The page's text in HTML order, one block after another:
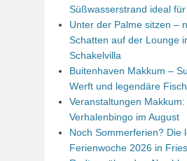
Süßwasserstrand ideal
Unter der Palme sitzen –
Schatten auf der Lounge
Schakelvilla
Buitenhaven Makkum –
Werft und legendäre
Veranstaltungen
Verhalenbingo im August
Noch Sommerferien? Die
Ferienwoche 2026 in